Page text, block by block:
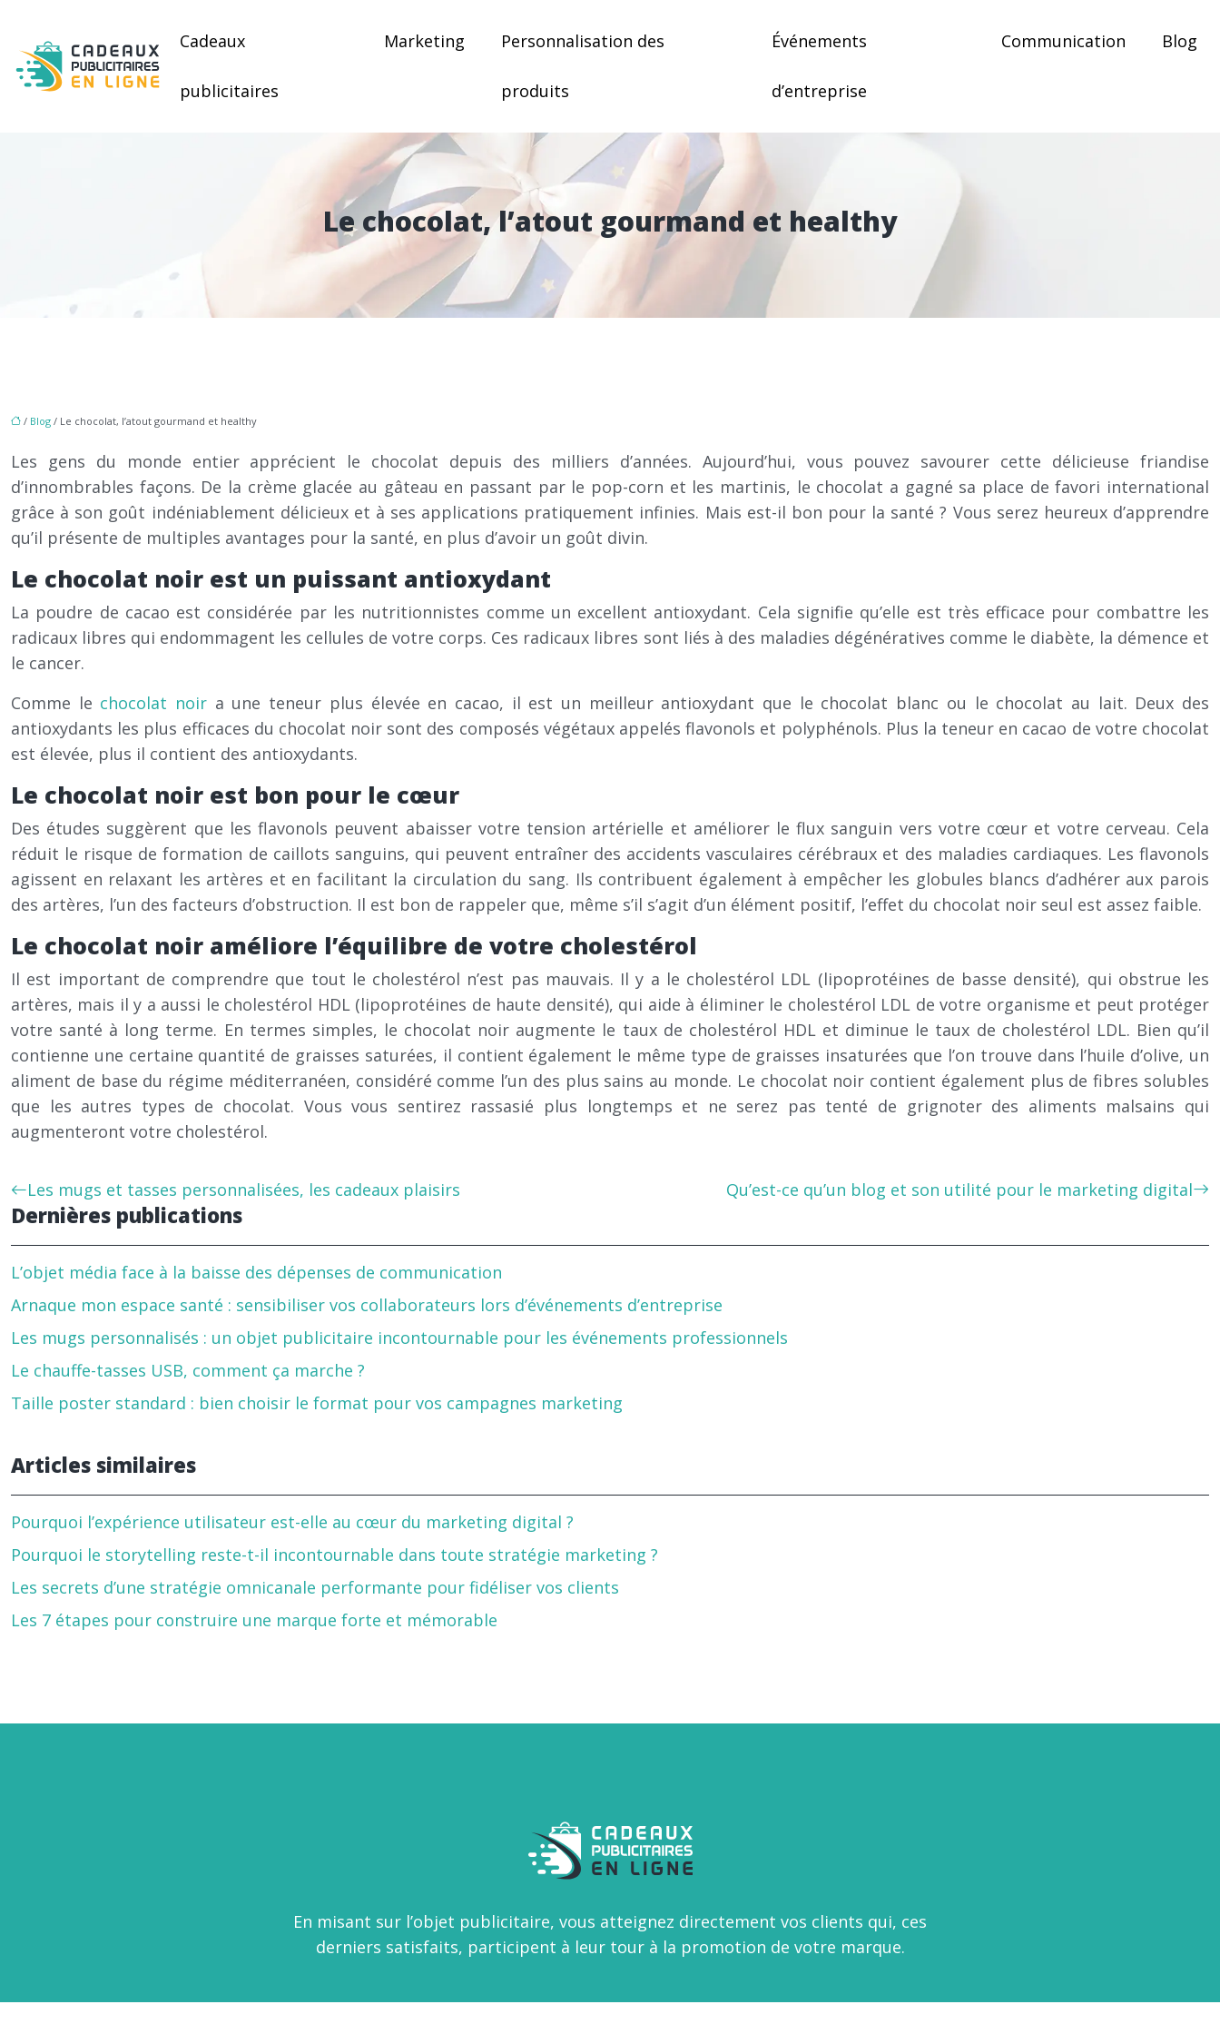
Cadeaux
publicitaires
Marketing Personnalisation des
produits
Événements
d’entreprise
Communication Blog
Le chocolat, l’atout gourmand et healthy
/ Blog / Le chocolat, l’atout gourmand et healthy
Les gens du monde entier apprécient le chocolat depuis des milliers d’années. Aujourd’hui, vous pouvez savourer cette délicieuse friandise
d’innombrables façons. De la crème glacée au gâteau en passant par le pop-corn et les martinis, le chocolat a gagné sa place de favori international
grâce à son goût indéniablement délicieux et à ses applications pratiquement infinies. Mais est-il bon pour la santé ? Vous serez heureux d’apprendre
qu’il présente de multiples avantages pour la santé, en plus d’avoir un goût divin.
Le chocolat noir est un puissant antioxydant
La poudre de cacao est considérée par les nutritionnistes comme un excellent antioxydant. Cela signifie qu’elle est très efficace pour combattre les
radicaux libres qui endommagent les cellules de votre corps. Ces radicaux libres sont liés à des maladies dégénératives comme le diabète, la démence et
le cancer.
Comme le chocolat noir a une teneur plus élevée en cacao, il est un meilleur antioxydant que le chocolat blanc ou le chocolat au lait. Deux des
antioxydants les plus efficaces du chocolat noir sont des composés végétaux appelés flavonols et polyphénols. Plus la teneur en cacao de votre chocolat
est élevée, plus il contient des antioxydants.
Le chocolat noir est bon pour le cœur
Des études suggèrent que les flavonols peuvent abaisser votre tension artérielle et améliorer le flux sanguin vers votre cœur et votre cerveau. Cela
réduit le risque de formation de caillots sanguins, qui peuvent entraîner des accidents vasculaires cérébraux et des maladies cardiaques. Les flavonols
agissent en relaxant les artères et en facilitant la circulation du sang. Ils contribuent également à empêcher les globules blancs d’adhérer aux parois
des artères, l’un des facteurs d’obstruction. Il est bon de rappeler que, même s’il s’agit d’un élément positif, l’effet du chocolat noir seul est assez faible.
Le chocolat noir améliore l’équilibre de votre cholestérol
Il est important de comprendre que tout le cholestérol n’est pas mauvais. Il y a le cholestérol LDL (lipoprotéines de basse densité), qui obstrue les
artères, mais il y a aussi le cholestérol HDL (lipoprotéines de haute densité), qui aide à éliminer le cholestérol LDL de votre organisme et peut protéger
votre santé à long terme. En termes simples, le chocolat noir augmente le taux de cholestérol HDL et diminue le taux de cholestérol LDL. Bien qu’il
contienne une certaine quantité de graisses saturées, il contient également le même type de graisses insaturées que l’on trouve dans l’huile d’olive, un
aliment de base du régime méditerranéen, considéré comme l’un des plus sains au monde. Le chocolat noir contient également plus de fibres solubles
que les autres types de chocolat. Vous vous sentirez rassasié plus longtemps et ne serez pas tenté de grignoter des aliments malsains qui
augmenteront votre cholestérol.
Les mugs et tasses personnalisées, les cadeaux plaisirs Qu’est-ce qu’un blog et son utilité pour le marketing digital
Dernières publications
L’objet média face à la baisse des dépenses de communication
Arnaque mon espace santé : sensibiliser vos collaborateurs lors d’événements d’entreprise
Les mugs personnalisés : un objet publicitaire incontournable pour les événements professionnels
Le chauffe-tasses USB, comment ça marche ?
Taille poster standard : bien choisir le format pour vos campagnes marketing
Articles similaires
Pourquoi l’expérience utilisateur est-elle au cœur du marketing digital ?
Pourquoi le storytelling reste-t-il incontournable dans toute stratégie marketing ?
Les secrets d’une stratégie omnicanale performante pour fidéliser vos clients
Les 7 étapes pour construire une marque forte et mémorable
En misant sur l’objet publicitaire, vous atteignez directement vos clients qui, ces
derniers satisfaits, participent à leur tour à la promotion de votre marque.